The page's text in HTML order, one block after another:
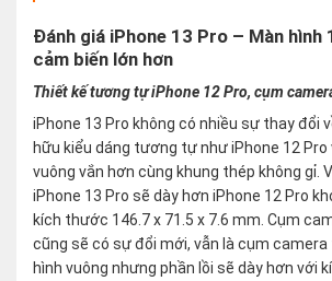
Đánh giá iPhone 13 Pro – Màn hình
cảm biến lớn hơn
Thiết kế tương tự iPhone 12 Pro, cụm
iPhone 13 Pro không có nhiều sự thay đổi
hữu kiểu dáng tương tự như iPhone 12
vuông vắn hơn cùng khung thép không gỉ.
iPhone 13 Pro sẽ dày hơn iPhone 12 Pro
kích thước 146.7 x 71.5 x 7.6 mm. Cụm
cũng sẽ có sự đổi mới, vẫn là cụm camera
hình vuông nhưng phần lồi sẽ dày hơn với